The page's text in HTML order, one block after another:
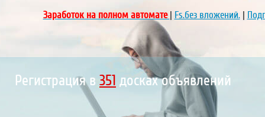
Заработок на полном автомате| Fs.без вложений.|
Регистрация в 416 досках объявлений